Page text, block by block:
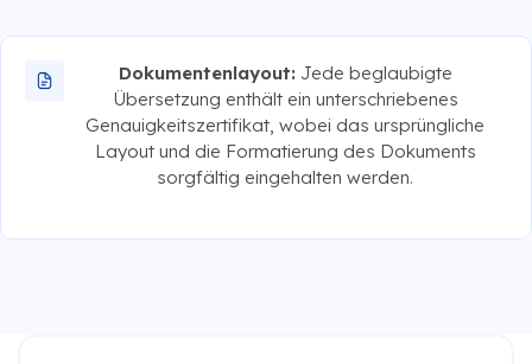
Dokumentenlayout: Jede beglaubigte
Übersetzung enthält ein unterschriebenes
Genauigkeitszertifikat, wobei das ursprüngliche
Layout und die Formatierung des Dokuments
sorgfältig eingehalten werden.